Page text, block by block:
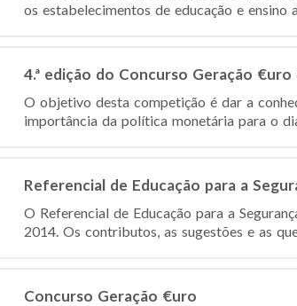
os estabelecimentos de educação e ensino
4.ª edição do Concurso Geração
O objetivo desta competição é dar a
importância da política monetária para o
Referencial de Educação para a
O Referencial de Educação para a
2014. Os contributos, as sugestões e as
Concurso Geração €uro